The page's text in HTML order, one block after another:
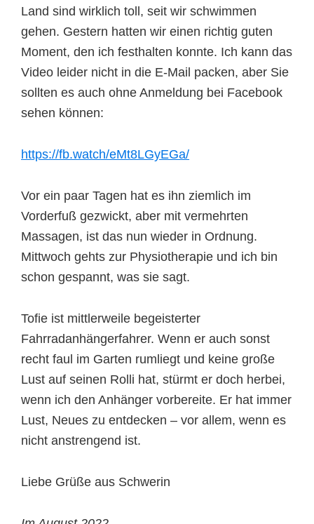
Land sind wirklich toll, seit wir schwimmen
gehen. Gestern hatten wir einen richtig guten
Moment, den ich festhalten konnte. Ich kann das
Video leider nicht in die E-Mail packen, aber Sie
sollten es auch ohne Anmeldung bei Facebook
sehen können:
https://fb.watch/eMt8LGyEGa/
Vor ein paar Tagen hat es ihn ziemlich im
Vorderfuß gezwickt, aber mit vermehrten
Massagen, ist das nun wieder in Ordnung.
Mittwoch gehts zur Physiotherapie und ich bin
schon gespannt, was sie sagt.
Tofie ist mittlerweile begeisterter
Fahrradanhängerfahrer. Wenn er auch sonst
recht faul im Garten rumliegt und keine große
Lust auf seinen Rolli hat, stürmt er doch herbei,
wenn ich den Anhänger vorbereite. Er hat immer
Lust, Neues zu entdecken – vor allem, wenn es
nicht anstrengend ist.
Liebe Grüße aus Schwerin